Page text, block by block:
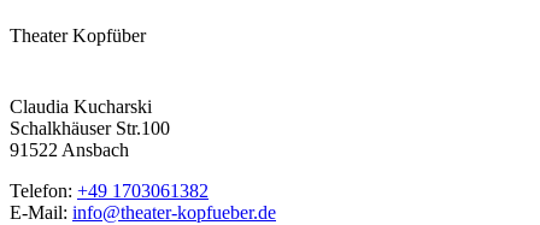
Theater Kopfüber
Claudia Kucharski
Schalkhäuser Str.100
91522 Ansbach
Telefon: +49 1703061382
E-Mail: info@theater-kopfueber.de